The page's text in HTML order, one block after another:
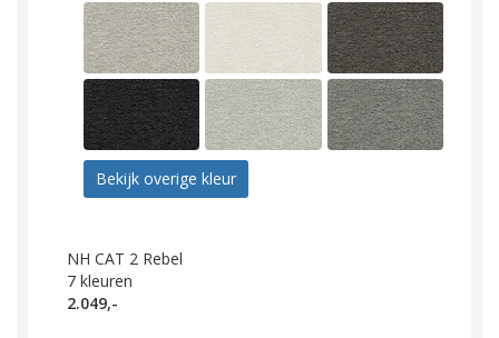
Bekijk overige kleur
NH CAT 2 Rebel
7 kleuren
2.049,-